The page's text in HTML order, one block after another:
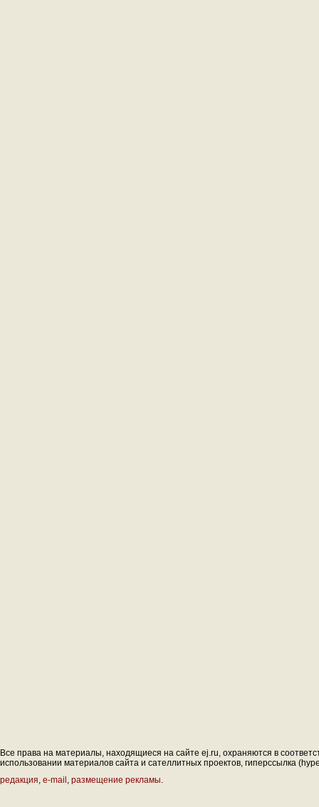
Все права на материалы, находящиеся на сайте ej.ru, охраняются в
использовании материалов сайта и сателлитных проектов, гиперссылка
редакция, e-mail , размещение рекламы.